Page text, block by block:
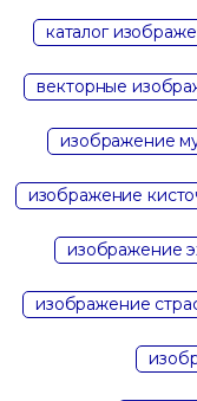
каталог
векторные
изображение
изображение
изображение
изображение